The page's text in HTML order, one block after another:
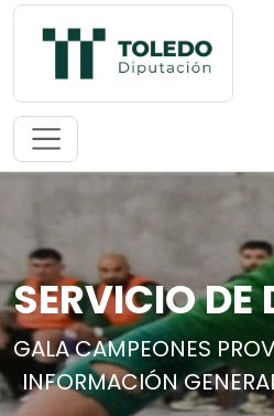
SERVICIO DE
GALA CAMPEONES
INFORMACIÓN